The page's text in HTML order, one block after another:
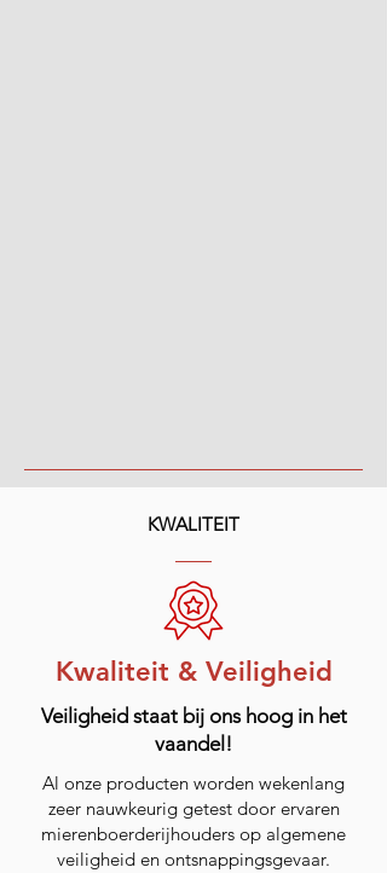
KWALITEIT
Kwaliteit & Veiligheid
Veiligheid staat bij ons hoog in het
vaandel!
Al onze producten worden wekenlang
zeer nauwkeurig getest door ervaren
mierenboerderijhouders op algemene
veiligheid en ontsnappingsgevaar.